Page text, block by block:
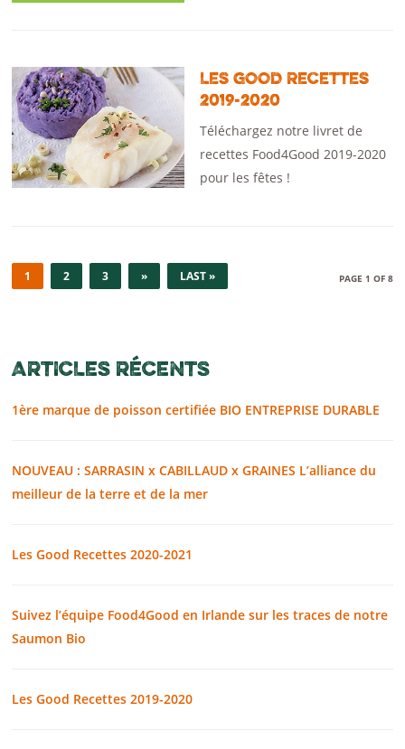
LES GOOD RECETTES
2019-2020
Téléchargez notre livret de
recettes Food4Good 2019-2020
pour les fêtes !
PAGE 1 OF 8
1 2 3 » LAST »
ARTICLES RÉCENTS
1ère marque de poisson certifiée BIO ENTREPRISE DURABLE
NOUVEAU : SARRASIN x CABILLAUD x GRAINES L’alliance du
meilleur de la terre et de la mer
Les Good Recettes 2020-2021
Suivez l’équipe Food4Good en Irlande sur les traces de notre
Saumon Bio
Les Good Recettes 2019-2020